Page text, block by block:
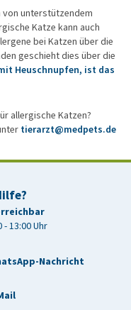
unterstützendem
Katze kann auch
bei Katzen über die
geschieht dies über die
Heuschnupfen, ist das
allergische Katzen?
tierarzt@medpets.de
13:00 Uhr
Nachricht